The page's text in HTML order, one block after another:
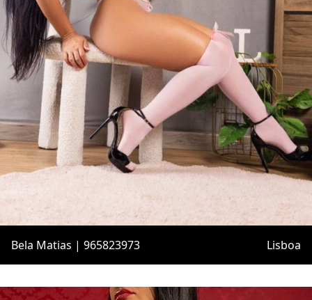
Bela Matias | 965823973 Lisboa